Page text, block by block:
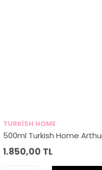
TURKİSH HOME
500ml Turkish Home
1.850,00 TL